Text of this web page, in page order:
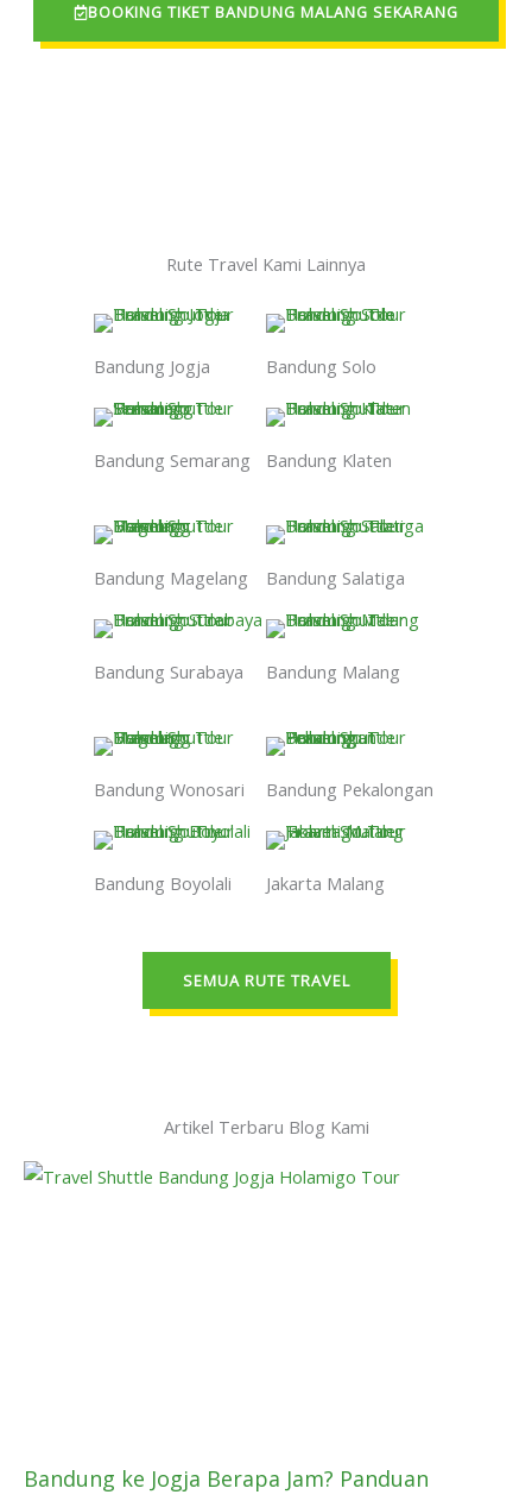
BOOKING TIKET BANDUNG MALANG SEKARANG
Rute Travel Kami Lainnya
Bandung Jogja Bandung Solo
Bandung Semarang Bandung Klaten
Bandung Magelang Bandung Salatiga
Bandung Surabaya Bandung Malang
Bandung Wonosari Bandung Pekalongan
Bandung Boyolali Jakarta Malang
SEMUA RUTE TRAVEL
Artikel Terbaru Blog Kami
Bandung ke Jogja Berapa Jam? Panduan